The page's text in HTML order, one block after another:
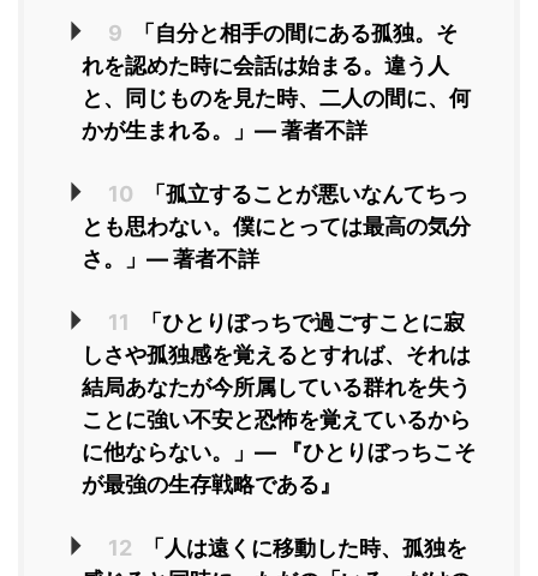
9
「自分と相手の間にある孤独。そ
れを認めた時に会話は始まる。違う人
と、同じものを見た時、二人の間に、何
かが生まれる。」― 著者不詳
10
「孤立することが悪いなんてちっ
とも思わない。僕にとっては最高の気分
さ。」― 著者不詳
11
「ひとりぼっちで過ごすことに寂
しさや孤独感を覚えるとすれば、それは
結局あなたが今所属している群れを失う
ことに強い不安と恐怖を覚えているから
に他ならない。」― 『ひとりぼっちこそ
が最強の生存戦略である』
12
「人は遠くに移動した時、孤独を